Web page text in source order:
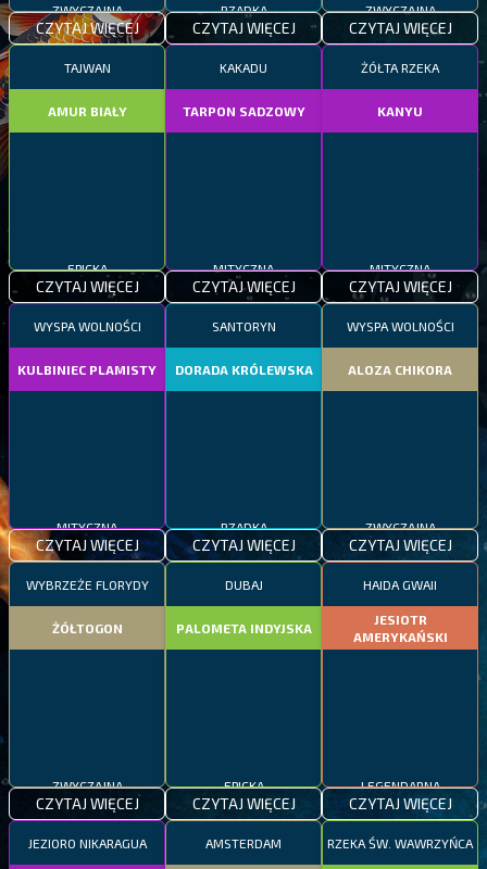
ZWYCZAJNA
CZYTAJ WIĘCEJ
RZADKA
CZYTAJ WIĘCEJ
ZWYCZAJNA
CZYTAJ WIĘCEJ
TAJWAN
AMUR BIAŁY
EPICKA
CZYTAJ WIĘCEJ
KAKADU
TARPON SADZOWY
MITYCZNA
CZYTAJ WIĘCEJ
ŻÓŁTA RZEKA
KANYU
MITYCZNA
CZYTAJ WIĘCEJ
WYSPA WOLNOŚCI
KULBINIEC PLAMISTY
MITYCZNA
CZYTAJ WIĘCEJ
SANTORYN
DORADA KRÓLEWSKA
RZADKA
CZYTAJ WIĘCEJ
WYSPA WOLNOŚCI
ALOZA CHIKORA
ZWYCZAJNA
CZYTAJ WIĘCEJ
WYBRZEŻE FLORYDY
ŻÓŁTOGON
ZWYCZAJNA
CZYTAJ WIĘCEJ
DUBAJ
PALOMETA INDYJSKA
EPICKA
CZYTAJ WIĘCEJ
HAIDA GWAII
JESIOTR
AMERYKAŃSKI
LEGENDARNA
CZYTAJ WIĘCEJ
JEZIORO NIKARAGUA AMSTERDAM RZEKA ŚW. WAWRZYŃCA